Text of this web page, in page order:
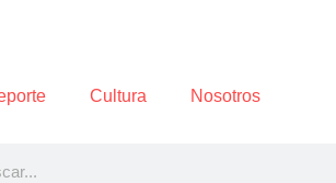
Cultura Nosotros